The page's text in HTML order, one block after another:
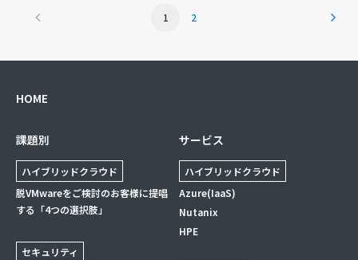
1 2
HOME
課題別
ハイブリッドクラウド
脱VMwareをご検討のお客様に提唱
する「4つの選択肢」
セキュリティ
サービス
ハイブリッドクラウド
Azure(IaaS)
Nutanix
HPE